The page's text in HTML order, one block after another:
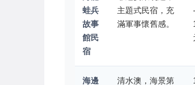
蛙兵
故事
館民
宿
主題式民宿，充
滿軍事懷舊感。
-
海邊
清水澳，海景第